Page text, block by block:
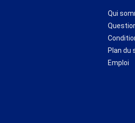
Qui
Plan du
Emploi